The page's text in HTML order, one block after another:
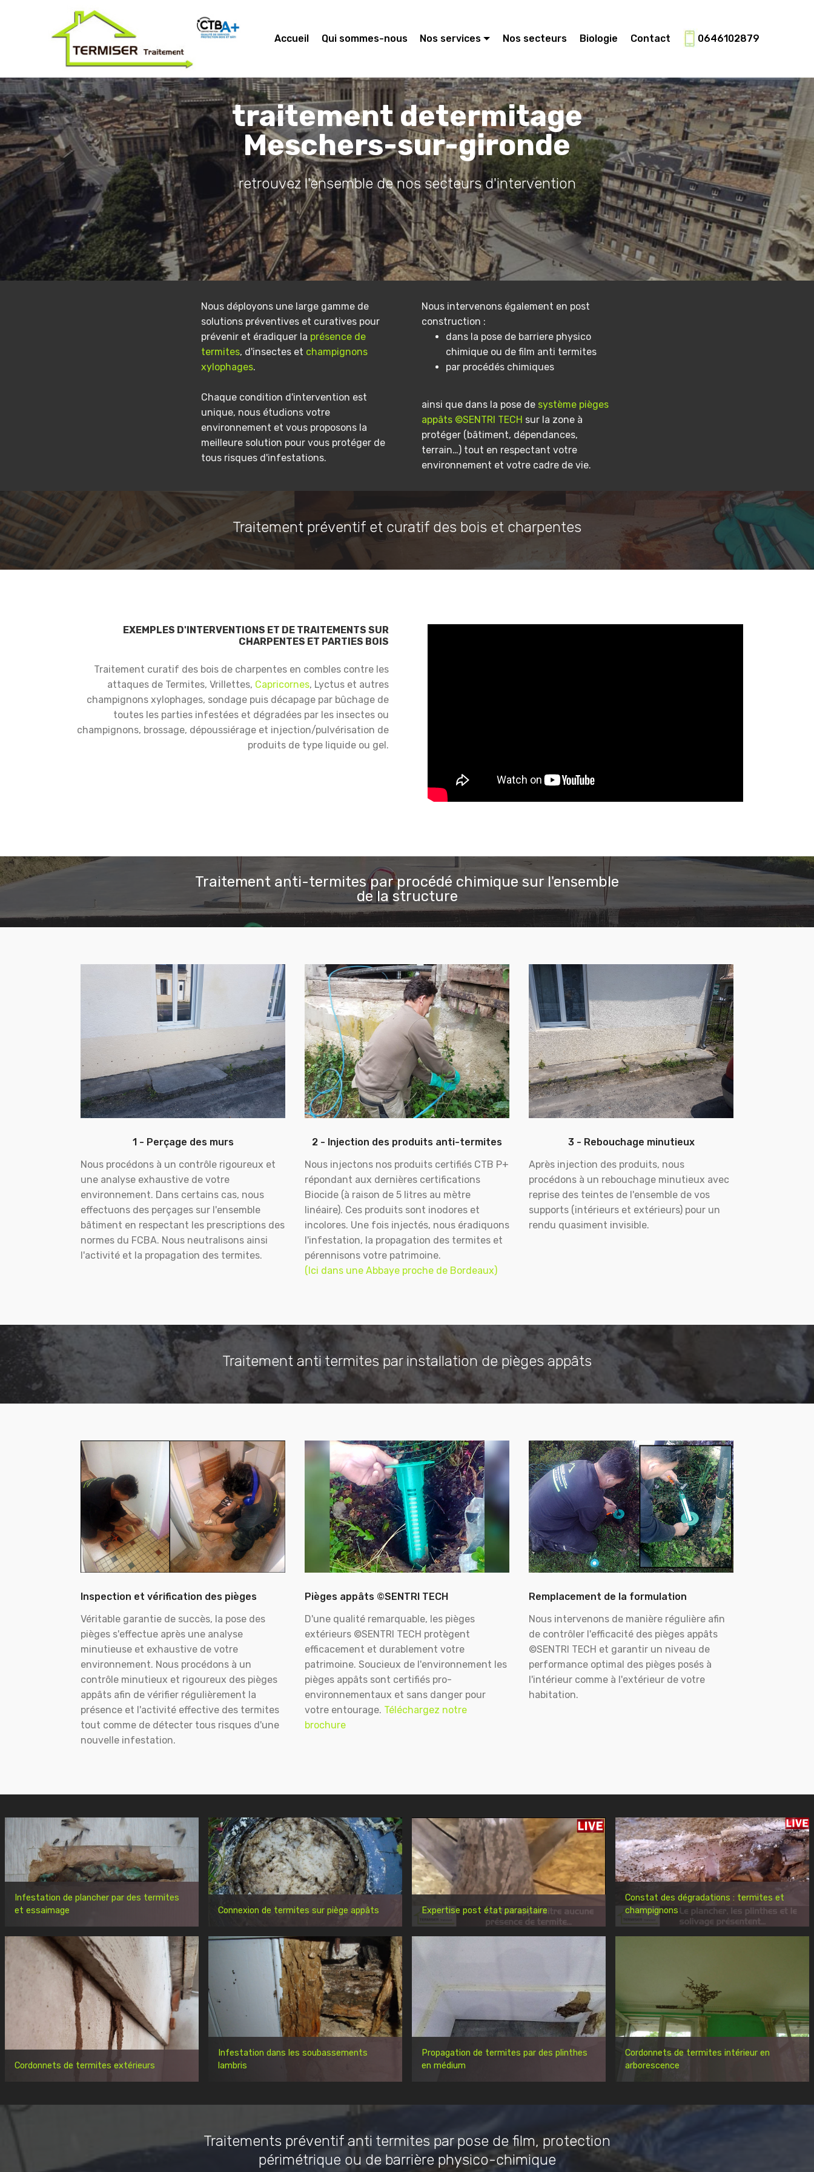
Accueil Qui sommes-nous Nos services Nos secteurs Biologie Contact 0646102879
traitement determitage
Meschers-sur-gironde
retrouvez l'ensemble de nos secteurs d'intervention
Nous déployons une large gamme de
solutions préventives et curatives pour
prévenir et éradiquer la présence de
termites, d'insectes et champignons
xylophages.
Chaque condition d'intervention est
unique, nous étudions votre
environnement et vous proposons la
meilleure solution pour vous protéger de
tous risques d'infestations.
Nous intervenons également en post
construction :
dans la pose de barriere physico
chimique ou de film anti termites
par procédés chimiques
ainsi que dans la pose de système pièges
appâts ©SENTRI TECH sur la zone à
protéger (bâtiment, dépendances,
terrain…) tout en respectant votre
environnement et votre cadre de vie.
Traitement préventif et curatif des bois et charpentes
EXEMPLES D'INTERVENTIONS ET DE TRAITEMENTS SUR
CHARPENTES ET PARTIES BOIS
Traitement curatif des bois de charpentes en combles contre les
attaques de Termites, Vrillettes, Capricornes, Lyctus et autres
champignons xylophages, sondage puis décapage par bûchage de
toutes les parties infestées et dégradées par les insectes ou
champignons, brossage, dépoussiérage et injection/pulvérisation de
produits de type liquide ou gel.
Traitement anti-termites par procédé chimique sur l'ensemble
de la structure
1 - Perçage des murs
Nous procédons à un contrôle rigoureux et
une analyse exhaustive de votre
environnement. Dans certains cas, nous
effectuons des perçages sur l'ensemble
bâtiment en respectant les prescriptions des
normes du FCBA. Nous neutralisons ainsi
l'activité et la propagation des termites.
2 - Injection des produits anti-termites
Nous injectons nos produits certifiés CTB P+
répondant aux dernières certifications
Biocide (à raison de 5 litres au mètre
linéaire). Ces produits sont inodores et
incolores. Une fois injectés, nous éradiquons
l'infestation, la propagation des termites et
pérennisons votre patrimoine.
(Ici dans une Abbaye proche de Bordeaux)
3 - Rebouchage minutieux
Après injection des produits, nous
procédons à un rebouchage minutieux avec
reprise des teintes de l'ensemble de vos
supports (intérieurs et extérieurs) pour un
rendu quasiment invisible.
Traitement anti termites par installation de pièges appâts
Inspection et vérification des pièges
Véritable garantie de succès, la pose des
pièges s'effectue après une analyse
minutieuse et exhaustive de votre
environnement. Nous procédons à un
contrôle minutieux et rigoureux des pièges
appâts afin de vérifier régulièrement la
présence et l'activité effective des termites
tout comme de détecter tous risques d'une
nouvelle infestation.
Pièges appâts ©SENTRI TECH
D'une qualité remarquable, les pièges
extérieurs ©SENTRI TECH protègent
efficacement et durablement votre
patrimoine. Soucieux de l'environnement les
pièges appâts sont certifiés pro-
environnementaux et sans danger pour
votre entourage. Téléchargez notre
brochure
Remplacement de la formulation
Nous intervenons de manière régulière afin
de contrôler l'efficacité des pièges appâts
©SENTRI TECH et garantir un niveau de
performance optimal des pièges posés à
l'intérieur comme à l'extérieur de votre
habitation.
Infestation de plancher par des termites
et essaimage
Connexion de termites sur piège appâts Expertise post état parasitaire
Constat des dégradations : termites et
champignons
Cordonnets de termites extérieurs
Infestation dans les soubassements
lambris
Propagation de termites par des plinthes
en médium
Cordonnets de termites intérieur en
arborescence
Traitements préventif anti termites par pose de film, protection
périmétrique ou de barrière physico-chimique